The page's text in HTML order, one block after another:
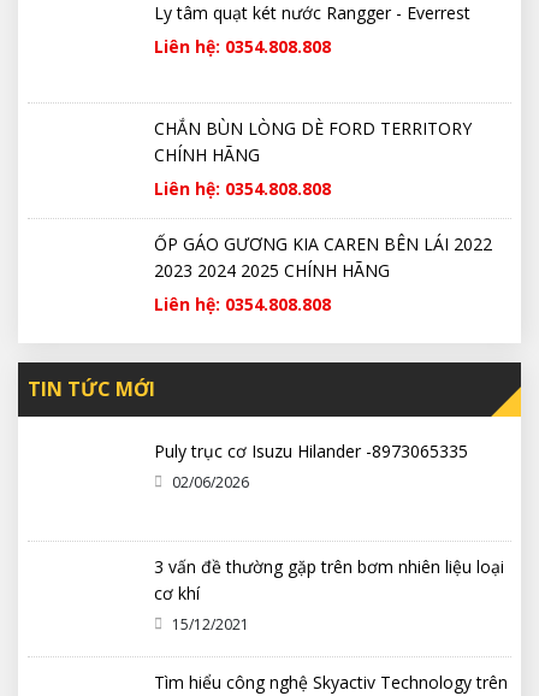
Ly tâm quạt két nước Rangger - Everrest
Liên hệ: 0354.808.808
CHẮN BÙN LÒNG DÈ FORD TERRITORY
CHÍNH HÃNG
Liên hệ: 0354.808.808
ỐP GÁO GƯƠNG KIA CAREN BÊN LÁI 2022
2023 2024 2025 CHÍNH HÃNG
Liên hệ: 0354.808.808
TIN TỨC MỚI
Puly trục cơ Isuzu Hilander -8973065335
02/06/2026
3 vấn đề thường gặp trên bơm nhiên liệu loại
cơ khí
15/12/2021
Tìm hiểu công nghệ Skyactiv Technology trên